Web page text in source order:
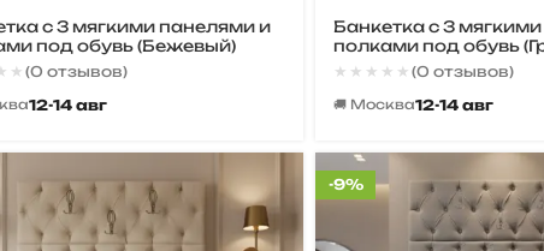
с 3 мягкими панелями и
под обувь (Бежевый)
(0 отзывов)
12-14 авг
Банкетка с 3
полками под обувь
★★★★★
★★★★★(0 отзывов)
🚚 Москва12-14 авг
-9%